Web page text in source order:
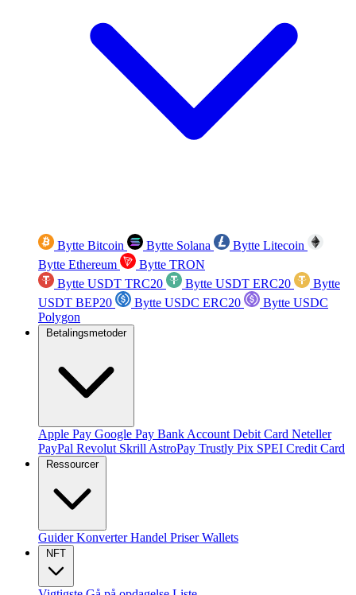
Bytte Bitcoin Bytte Solana
Bytte Litecoin
Bytte Ethereum
Bytte TRON
Bytte USDT TRC20
Bytte USDT ERC20
Bytte
USDT BEP20
Bytte USDC ERC20
Bytte USDC
Polygon
Betalingsmetoder
Apple Pay Google Pay Bank Account Debit Card Neteller
PayPal Revolut Skrill AstroPay Trustly Pix SPEI Credit Card
Ressourcer
GuiderKonverterHandel PriserWallets
NFT